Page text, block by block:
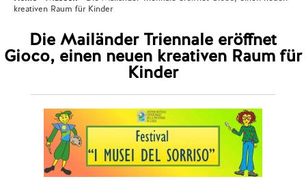
kreativen Raum für Kinder
Die Mailänder Triennale eröffnet
Gioco, einen neuen kreativen Raum für
Kinder